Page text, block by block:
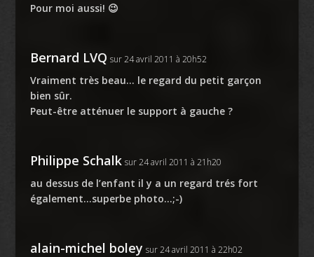
Pour moi aussi! 😉
Bernard LVQ sur 24 avril 2011 à 20h52
Vraiment très beau… le regard du petit garçon
bien sûr.
Peut-être atténuer le support à gauche ?
Philippe Schalk sur 24 avril 2011 à 21h20
au dessus de l’enfant il y a un regard trés fort
également…superbe photo…;-)
alain-michel boley sur 24 avril 2011 à 22h02